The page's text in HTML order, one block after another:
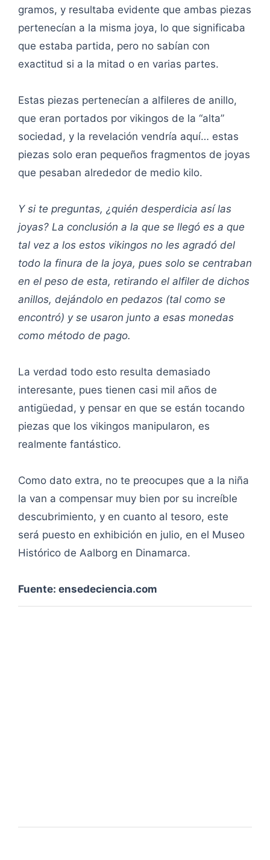
gramos, y resultaba evidente que ambas piezas
pertenecían a la misma joya, lo que significaba
que estaba partida, pero no sabían con
exactitud si a la mitad o en varias partes.
Estas piezas pertenecían a alfileres de anillo,
que eran portados por vikingos de la “alta”
sociedad, y la revelación vendría aquí… estas
piezas solo eran pequeños fragmentos de joyas
que pesaban alrededor de medio kilo.
Y si te preguntas, ¿quién desperdicia así las
joyas? La conclusión a la que se llegó es a que
tal vez a los estos vikingos no les agradó del
todo la finura de la joya, pues solo se centraban
en el peso de esta, retirando el alfiler de dichos
anillos, dejándolo en pedazos (tal como se
encontró) y se usaron junto a esas monedas
como método de pago.
La verdad todo esto resulta demasiado
interesante, pues tienen casi mil años de
antigüedad, y pensar en que se están tocando
piezas que los vikingos manipularon, es
realmente fantástico.
Como dato extra, no te preocupes que a la niña
la van a compensar muy bien por su increíble
descubrimiento, y en cuanto al tesoro, este
será puesto en exhibición en julio, en el Museo
Histórico de Aalborg en Dinamarca.
Fuente: ensedeciencia.com